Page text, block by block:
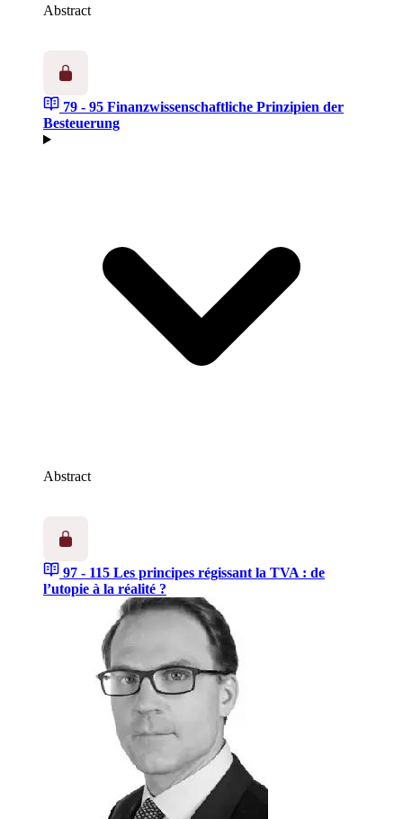
Abstract
79 - 95 Finanzwissenschaftliche Prinzipien der
Besteuerung
Abstract
97 - 115 Les principes régissant la TVA : de
l’utopie à la réalité ?